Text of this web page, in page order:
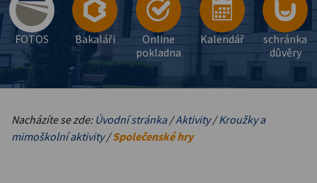
FOTOS Bakaláři
Online
pokladna
Kalendář
schránka
důvěry
Nacházíte se zde: Úvodní stránka/Aktivity/Kroužky a
mimoškolní aktivity/Společenské hry